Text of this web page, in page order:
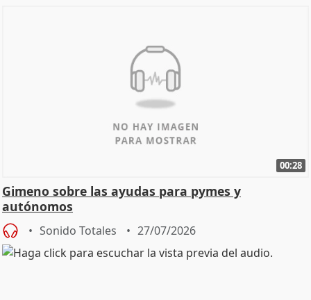
00:28
Gimeno sobre las ayudas para pymes y
autónomos
Sonido Totales 27/07/2026